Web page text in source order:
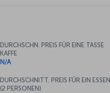
DURCHSCHN. PREIS FÜR EINE TASSE
KAFFE
N/A
DURCHSCHNITT. PREIS FÜR EIN ESSEN
(2 PERSONEN)